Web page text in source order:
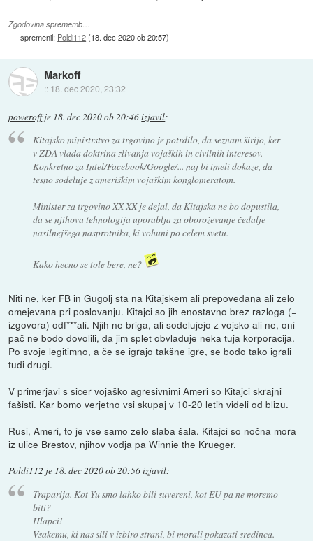
Zgodovina sprememb…
spremenil: Poldi112(18. dec 2020 ob 20:57)
Markoff
:: 18. dec 2020, 23:32
poweroffje 18. dec 2020 ob 20:46izjavil:
Kitajsko ministrstvo za trgovino je potrdilo, da seznam širijo, ker
v ZDA vlada doktrina zlivanja vojaških in civilnih interesov.
Konkretno za Intel/Facebook/Google/... naj bi imeli dokaze, da
tesno sodeluje z ameriškim vojaškim konglomeratom.
Minister za trgovino XX XX je dejal, da Kitajska ne bo dopustila,
da se njihova tehnologija uporablja za oboroževanje čedalje
nasilnejšega nasprotnika, ki vohuni po celem svetu.
Kako hecno se tole bere, ne?
Niti ne, ker FB in Gugolj sta na Kitajskem ali prepovedana ali zelo
omejevana pri poslovanju. Kitajci so jih enostavno brez razloga (=
izgovora) odf***ali. Njih ne briga, ali sodelujejo z vojsko ali ne, oni
pač ne bodo dovolili, da jim splet obvladuje neka tuja korporacija.
Po svoje legitimno, a če se igrajo takšne igre, se bodo tako igrali
tudi drugi.
V primerjavi s sicer vojaško agresivnimi Ameri so Kitajci skrajni
fašisti. Kar bomo verjetno vsi skupaj v 10-20 letih videli od blizu.
Rusi, Ameri, to je vse samo zelo slaba šala. Kitajci so nočna mora
iz ulice Brestov, njihov vodja pa Winnie the Krueger.
Poldi112 je 18. dec 2020 ob 20:56izjavil:
Traparija. Kot Yu smo lahko bili suvereni, kot EU pa ne moremo
biti?
Hlapci!
Vsakemu, ki nas sili v izbiro strani, bi morali pokazati sredinca.